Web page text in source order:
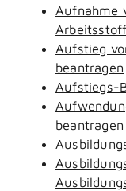
Aufnahme
Aufstieg
beantragen
Aufstiegs-
beantragen